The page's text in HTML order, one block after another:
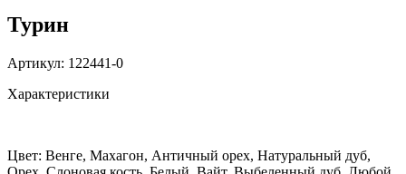
Турин
Артикул: 122441-0
Характеристики
Цвет: Венге, Махагон, Античный орех, Натуральный дуб,